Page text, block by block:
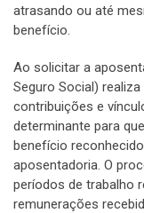
atrasando ou até
benefício.
Ao solicitar a
Seguro Social)
contribuições e
determinante para
benefício
aposentadoria. O
períodos de trabalho
remunerações